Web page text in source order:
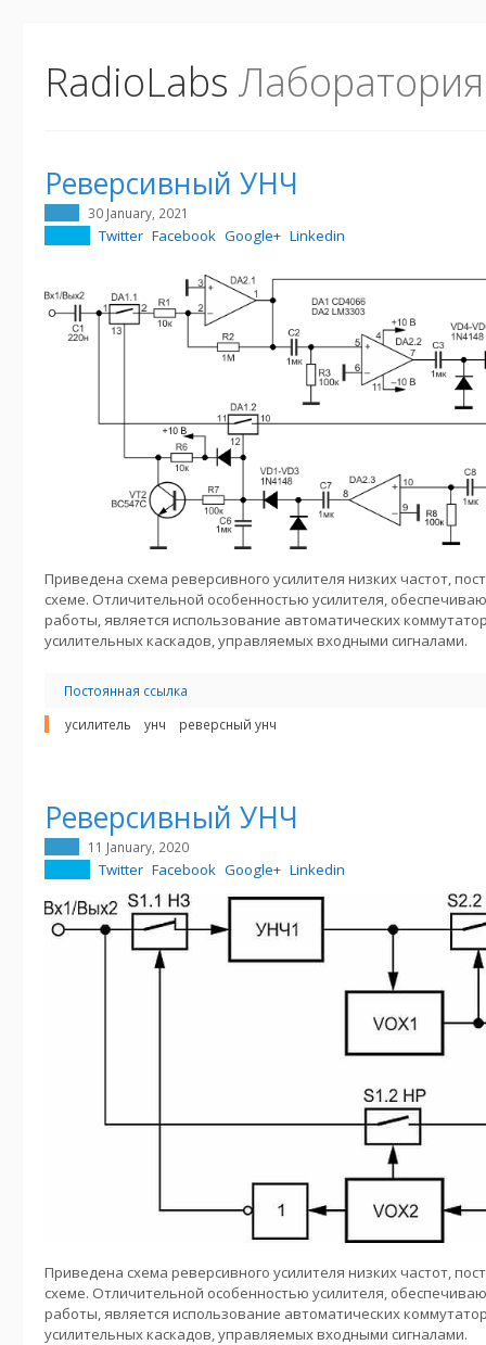
RadioLabs
Реверсивный УНЧ
30 January, 2021
Twitter Facebook Google+ Linkedin
Приведена схема реверсивного усилителя низких частот,
схеме. Отличительной особенностью усилителя,
работы, является использование автоматических
усилительных каскадов, управляемых входными сигналами.
Постоянная ссылка
усилитель
унч реверсный унч
Реверсивный УНЧ
11 January, 2020
Twitter Facebook Google+ Linkedin
Приведена схема реверсивного усилителя низких частот,
схеме. Отличительной особенностью усилителя,
работы, является использование автоматических
усилительных каскадов, управляемых входными сигналами.